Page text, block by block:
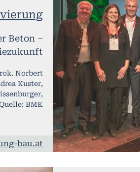
Beton –
Norbert
Kuster,
BMK
bau.at